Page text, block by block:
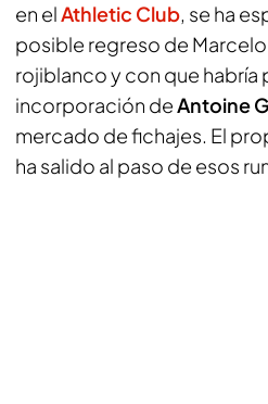
en elAthletic Club, se ha
posible regreso de
rojiblanco y con que habría
incorporación deAntoine
mercado de fichajes. El
ha salido al paso de esos